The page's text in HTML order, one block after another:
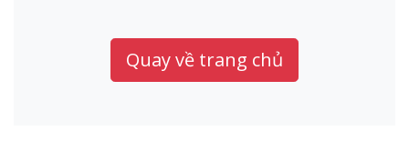
Quay về trang chủ